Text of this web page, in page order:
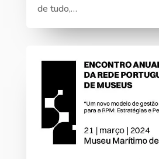
de tudo,…